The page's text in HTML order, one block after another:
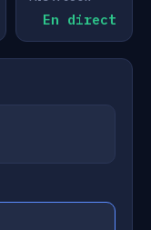
En direct